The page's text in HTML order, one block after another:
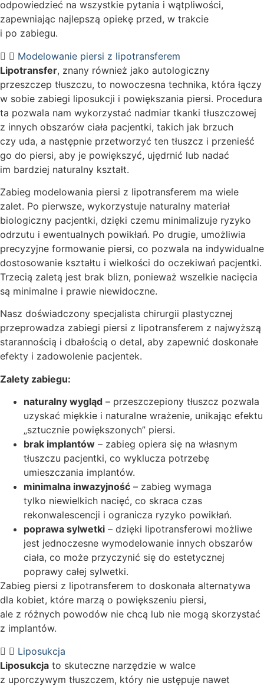
odpowiedzieć na wszystkie pytania i wątpliwości,
zapewniając najlepszą opiekę przed, w trakcie
i po zabiegu.
Modelowanie piersi z lipotransferem
Lipotransfer, znany również jako autologiczny
przeszczep tłuszczu, to nowoczesna technika, która łączy
w sobie zabiegi liposukcji i powiększania piersi. Procedura
ta pozwala nam wykorzystać nadmiar tkanki tłuszczowej
z innych obszarów ciała pacjentki, takich jak brzuch
czy uda, a następnie przetworzyć ten tłuszcz i przenieść
go do piersi, aby je powiększyć, ujędrnić lub nadać
im bardziej naturalny kształt.
Zabieg modelowania piersi z lipotransferem ma wiele
zalet. Po pierwsze, wykorzystuje naturalny materiał
biologiczny pacjentki, dzięki czemu minimalizuje ryzyko
odrzutu i ewentualnych powikłań. Po drugie, umożliwia
precyzyjne formowanie piersi, co pozwala na indywidualne
dostosowanie kształtu i wielkości do oczekiwań pacjentki.
Trzecią zaletą jest brak blizn, ponieważ wszelkie nacięcia
są minimalne i prawie niewidoczne.
Nasz doświadczony specjalista chirurgii plastycznej
przeprowadza zabiegi piersi z lipotransferem z najwyższą
starannością i dbałością o detal, aby zapewnić doskonałe
efekty i zadowolenie pacjentek.
Zalety zabiegu:
naturalny wygląd – przeszczepiony tłuszcz pozwala
uzyskać miękkie i naturalne wrażenie, unikając efektu
„sztucznie powiększonych” piersi.
brak implantów – zabieg opiera się na własnym
tłuszczu pacjentki, co wyklucza potrzebę
umieszczania implantów.
minimalna inwazyjność – zabieg wymaga
tylko niewielkich nacięć, co skraca czas
rekonwalescencji i ogranicza ryzyko powikłań.
poprawa sylwetki – dzięki lipotransferowi możliwe
jest jednoczesne wymodelowanie innych obszarów
ciała, co może przyczynić się do estetycznej
poprawy całej sylwetki.
Zabieg piersi z lipotransferem to doskonała alternatywa
dla kobiet, które marzą o powiększeniu piersi,
ale z różnych powodów nie chcą lub nie mogą skorzystać
z implantów.
Liposukcja
Liposukcja to skuteczne narzędzie w walce
z uporczywym tłuszczem, który nie ustępuje nawet